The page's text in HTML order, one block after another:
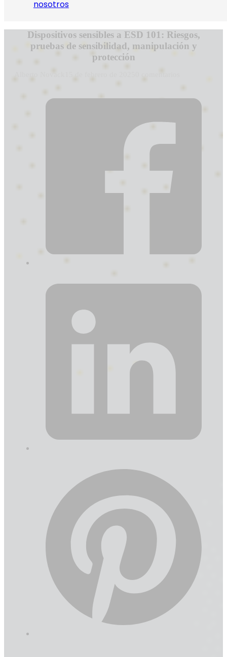
nosotros
Dispositivos sensibles a ESD 101: Riesgos,
pruebas de sensibilidad, manipulación y
protección